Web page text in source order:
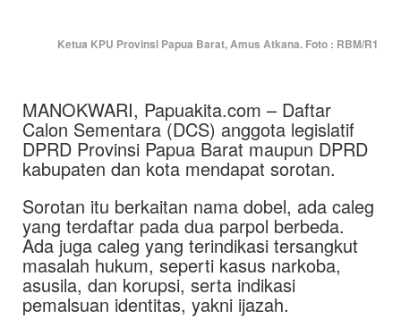
Ketua KPU Provinsi Papua Barat, Amus Atkana. Foto : RBM/R1
MANOKWARI, Papuakita.com – Daftar
Calon Sementara (DCS) anggota legislatif
DPRD Provinsi Papua Barat maupun DPRD
kabupaten dan kota mendapat sorotan.
Sorotan itu berkaitan nama dobel, ada caleg
yang terdaftar pada dua parpol berbeda.
Ada juga caleg yang terindikasi tersangkut
masalah hukum, seperti kasus narkoba,
asusila, dan korupsi, serta indikasi
pemalsuan identitas, yakni ijazah.